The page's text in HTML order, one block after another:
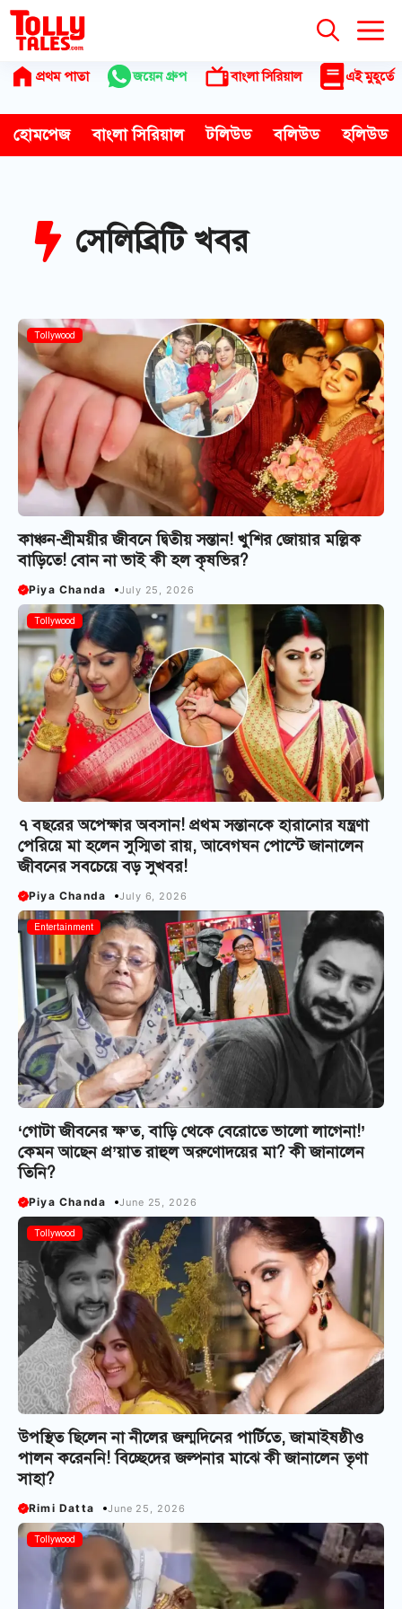
Skip
content
প্রথম পাতা জয়েন গ্রুপ বাংলা সিরিয়াল এই মুহূর্তে
হোমপেজ বাংলা সিরিয়াল টলিউড বলিউড হলিউড
সেলিব্রিটি খবর
Tollywood
কাঞ্চন-শ্রীময়ীর জীবনে দ্বিতীয় সন্তান! খুশির জোয়ার মল্লিক
বাড়িতে! বোন না ভাই কী হল‌ কৃষভির?
Piya Chanda July 25, 2026
Tollywood
৭ বছরের অপেক্ষার অবসান! প্রথম সন্তানকে হারানোর যন্ত্রণা
পেরিয়ে মা হলেন সুস্মিতা রায়, আবেগঘন পোস্টে জানালেন
জীবনের সবচেয়ে বড় সুখবর!
Piya Chanda July 6, 2026
Entertainment
‘গোটা জীবনের ক্ষ’ত, বাড়ি থেকে বেরোতে ভালো লাগেনা!’
কেমন আছেন প্র’য়াত রাহুল অরুণোদয়ের মা? কী জানালেন
তিনি?
Piya Chanda June 25, 2026
Tollywood
উপস্থিত ছিলেন না নীলের জন্মদিনের পার্টিতে, জামাইষষ্ঠীও
পালন করেননি! বিচ্ছেদের জল্পনার মাঝে কী জানালেন তৃণা
সাহা?
Rimi Datta June 25, 2026
Tollywood